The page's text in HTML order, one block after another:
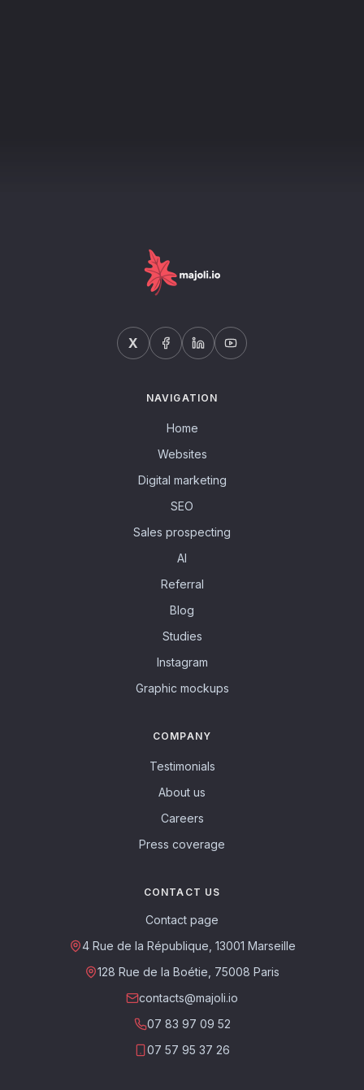
X
NAVIGATION
Home
Websites
Digital marketing
SEO
Sales prospecting
AI
Referral
Blog
Studies
Instagram
Graphic mockups
COMPANY
Testimonials
About us
Careers
Press coverage
CONTACT US
Contact page
4 Rue de la République, 13001 Marseille
128 Rue de la Boétie, 75008 Paris
contacts@majoli.io
07 83 97 09 52
07 57 95 37 26